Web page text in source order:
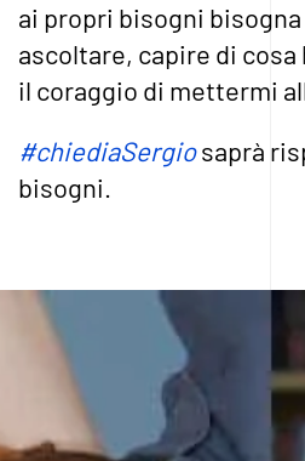
ai propri bisogni
ascoltare, capire di cosa
il coraggio di mettermi
#chiediaSergiosaprà
bisogni.